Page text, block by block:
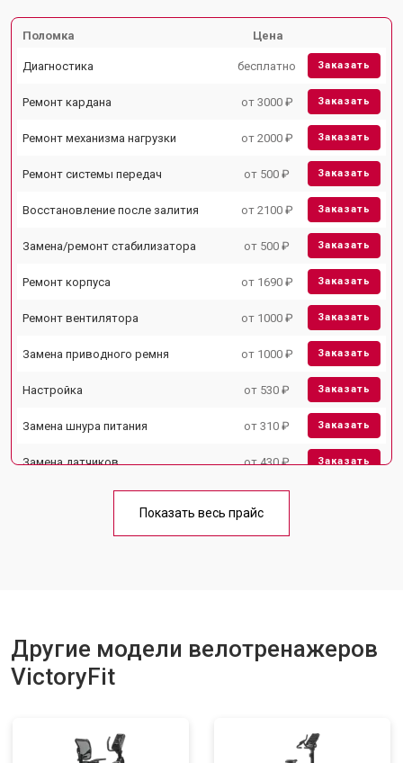
Поломка Цена
Диагностика бесплатно Заказать
Ремонт кардана от 3000 ₽ Заказать
Ремонт механизма нагрузки от 2000 ₽ Заказать
Ремонт системы передач от 500 ₽ Заказать
Восстановление после залития от 2100 ₽ Заказать
Замена/ремонт стабилизатора от 500 ₽ Заказать
Ремонт корпуса от 1690 ₽ Заказать
Ремонт вентилятора от 1000 ₽ Заказать
Замена приводного ремня от 1000 ₽ Заказать
Настройка от 530 ₽ Заказать
Замена шнура питания от 310 ₽ Заказать
Замена датчиков от 430 ₽ Заказать
Замена дисплея (экрана) от 1000 ₽
Показать весь прайс
Другие модели велотренажеров
VictoryFit